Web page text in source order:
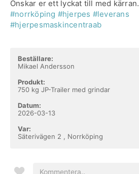
Önskar er ett lyckat till med kärran.
#norrköping #hjerpes #leverans
#hjerpesmaskincentraab
Beställare:
Mikael Andersson
Produkt:
750 kg JP-Trailer med grindar
Datum:
2026-03-13
Var:
Säterivägen 2 , Norrköping